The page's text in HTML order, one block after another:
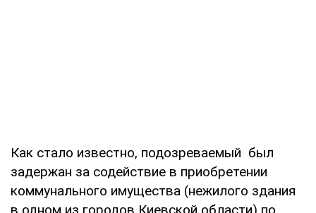
Как стало известно, подозреваемый был
задержан за содействие в приобретении
коммунального имущества (нежилого здания
в одном из городов Киевской области) по